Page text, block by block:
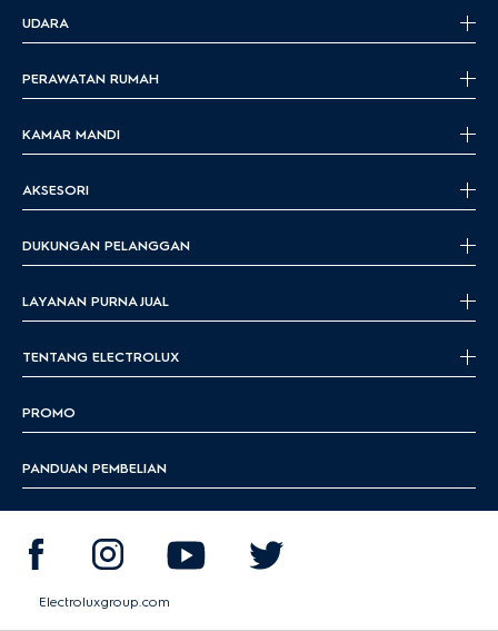
UDARA
PERAWATAN RUMAH
KAMAR MANDI
AKSESORI
DUKUNGAN PELANGGAN
LAYANAN PURNA JUAL
TENTANG ELECTROLUX
PROMO
PANDUAN PEMBELIAN
Electroluxgroup.com